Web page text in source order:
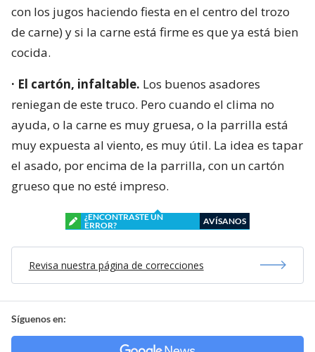
con los jugos haciendo fiesta en el centro del trozo
de carne) y si la carne está firme es que ya está bien
cocida.
· El cartón, infaltable. Los buenos asadores
reniegan de este truco. Pero cuando el clima no
ayuda, o la carne es muy gruesa, o la parrilla está
muy expuesta al viento, es muy útil. La idea es tapar
el asado, por encima de la parrilla, con un cartón
grueso que no esté impreso.
¿ENCONTRASTE UN
ERROR?
AVÍSANOS
Revisa nuestra página de correcciones
Síguenos en: